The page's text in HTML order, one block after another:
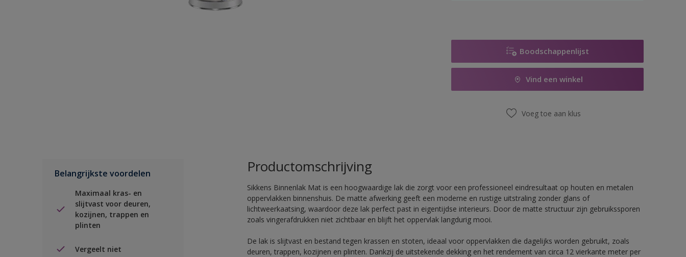
Boodschappenlijst
Vind een winkel
Voeg toe aan klus
Belangrijkste voordelen
Maximaal kras- en
slijtvast voor deuren,
kozijnen, trappen en
plinten
Vergeelt niet
Productomschrijving
Sikkens Binnenlak Mat is een hoogwaardige lak die zorgt voor een professioneel eindresultaat op houten en metalen
oppervlakken binnenshuis. De matte afwerking geeft een moderne en rustige uitstraling zonder glans of
lichtweerkaatsing, waardoor deze lak perfect past in eigentijdse interieurs. Door de matte structuur zijn gebruikssporen
zoals vingerafdrukken niet zichtbaar en blijft het oppervlak langdurig mooi.
De lak is slijtvast en bestand tegen krassen en stoten, ideaal voor oppervlakken die dagelijks worden gebruikt, zoals
deuren, trappen, kozijnen en plinten. Dankzij de uitstekende dekking en het rendement van circa 12 vierkante meter per